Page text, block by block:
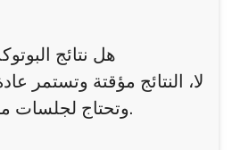
1. هل نتائج
وتحتاج لجلسات متكررة للحفاظ عليها.